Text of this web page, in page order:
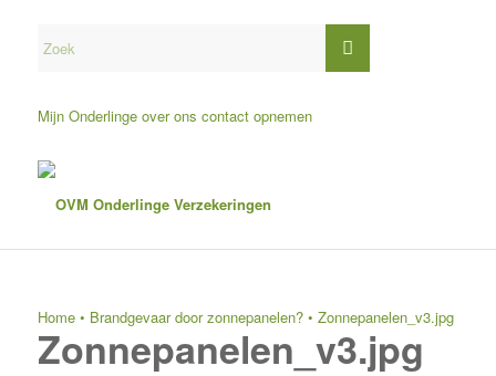
Mijn Onderlinge over ons contact opnemen
Home• Brandgevaar door zonnepanelen?• Zonnepanelen_v3.jpg
Zonnepanelen_v3.jpg